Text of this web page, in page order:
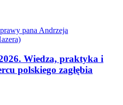
Wiedza, praktyka i
polskiego zagłębia